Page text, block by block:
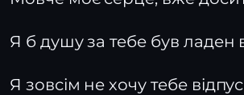
Я б душу за тебе був ладен
Я зовсім не хочу тебе